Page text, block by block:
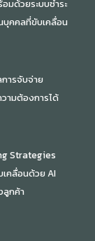
มด้วยระบบชำระ
บุคคลที่ขับเคลื่อน
ารจับจ่าย
ามต้องการได้
Strategies
คลื่อนด้วย AI
ลูกค้า